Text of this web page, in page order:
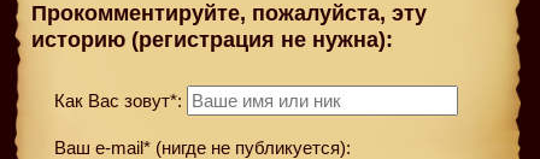
Прокомментируйте, пожалуйста, эту
историю (регистрация не нужна):
Как Вас зовут*:
Ваш e-mail* (нигде не публикуется):